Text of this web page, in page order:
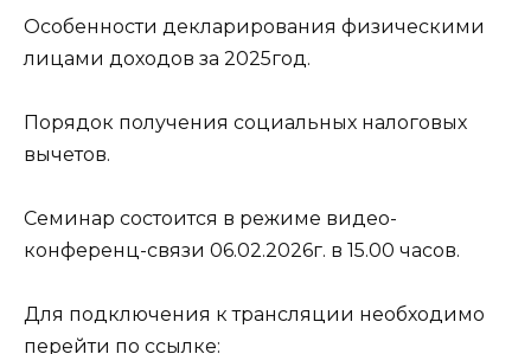
Особенности декларирования физическими
лицами доходов за 2025год.
Порядок получения социальных налоговых
вычетов.
Семинар состоится в режиме видео-
конференц-связи 06.02.2026г. в 15.00 часов.
Для подключения к трансляции необходимо
перейти по ссылке: